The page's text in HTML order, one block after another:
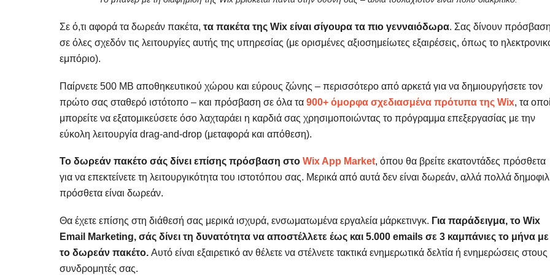
Σε ό,τι αφορά τα δωρεάν πακέτα, τα πακέτα της Wix είναι σίγουρα τα πιο γενναιόδωρα. Σας δίνουν
σε όλες σχεδόν τις λειτουργίες αυτής της υπηρεσίας (με ορισμένες αξιοσημείωτες εξαιρέσεις, όπως το
εμπόριο).
Παίρνετε 500 MB αποθηκευτικού χώρου και εύρους ζώνης – περισσότερο από αρκετά για να δημιουργήσετε τον
πρώτο σας σταθερό ιστότοπο – και πρόσβαση σε όλα τα 900+ όμορφα σχεδιασμένα πρότυπα της Wix, τα
μπορείτε να εξατομικεύσετε όσο λαχταράει η καρδιά σας χρησιμοποιώντας το πρόγραμμα επεξεργασίας με την
εύκολη λειτουργία drag-and-drop (μεταφορά και απόθεση).
Το δωρεάν πακέτο σάς δίνει επίσης πρόσβαση στο Wix App Market, όπου θα βρείτε εκατοντάδες πρόσθετα
για να επεκτείνετε τη λειτουργικότητα του ιστοτόπου σας. Μερικά από αυτά δεν είναι δωρεάν, αλλά πολλά
πρόσθετα είναι δωρεάν.
Θα έχετε επίσης στη διάθεσή σας μερικά ισχυρά, ενσωματωμένα εργαλεία μάρκετινγκ. Για παράδειγμα, το Wix
Email Marketing, σάς δίνει τη δυνατότητα να αποστέλλετε έως και 5.000 emails σε 3 καμπάνιες το μήνα με
το δωρεάν πακέτο. Αυτό είναι εξαιρετικό αν θέλετε να στέλνετε τακτικά ενημερωτικά δελτία ή ενημερώσεις στους
συνδρομητές σας.